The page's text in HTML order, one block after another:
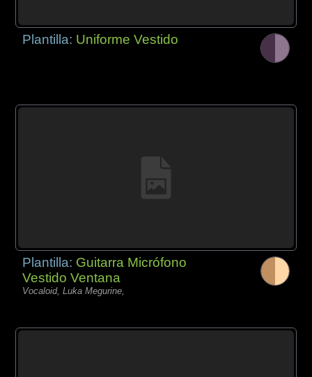
Plantilla: Uniforme Vestido
Plantilla: Guitarra Micrófono
Vestido Ventana
Vocaloid, Luka Megurine,